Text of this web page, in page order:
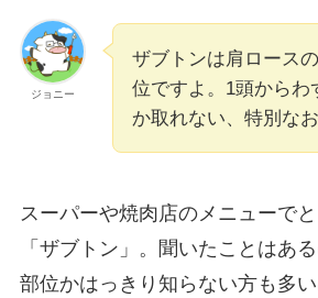
ジョニー
ザブトンは肩ロース
位ですよ。1頭からわ
か取れない、特別なお
スーパーや焼肉店のメニューで
「ザブトン」。聞いたことはあ
部位かはっきり知らない方も多い